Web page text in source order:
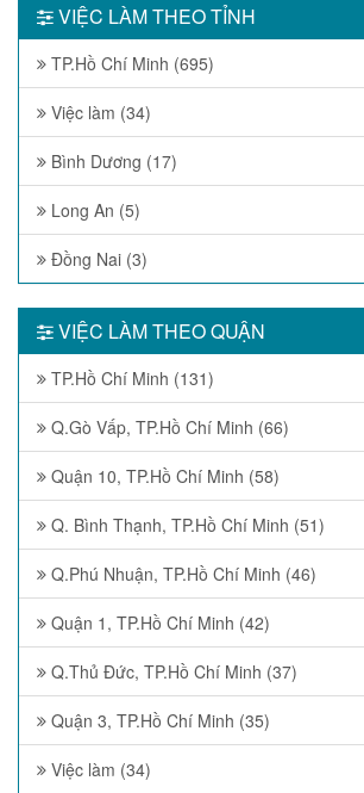
VIỆC LÀM THEO TỈNH
TP.Hồ Chí Minh (695)
Việc làm (34)
Bình Dương (17)
Long An (5)
Đồng Nai (3)
VIỆC LÀM THEO QUẬN
TP.Hồ Chí Minh (131)
Q.Gò Vấp, TP.Hồ Chí Minh (66)
Quận 10, TP.Hồ Chí Minh (58)
Q. Bình Thạnh, TP.Hồ Chí Minh (51)
Q.Phú Nhuận, TP.Hồ Chí Minh (46)
Quận 1, TP.Hồ Chí Minh (42)
Q.Thủ Đức, TP.Hồ Chí Minh (37)
Quận 3, TP.Hồ Chí Minh (35)
Việc làm (34)